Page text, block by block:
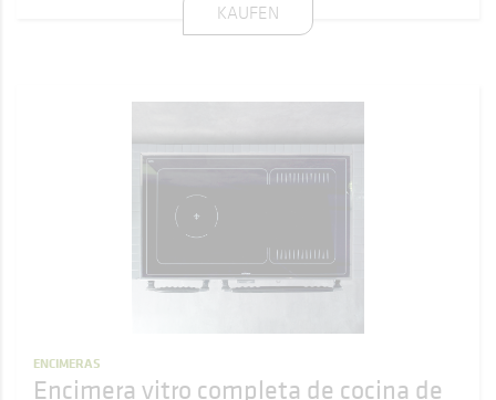
KAUFEN
ENCIMERAS
Encimera vitro completa de cocina de